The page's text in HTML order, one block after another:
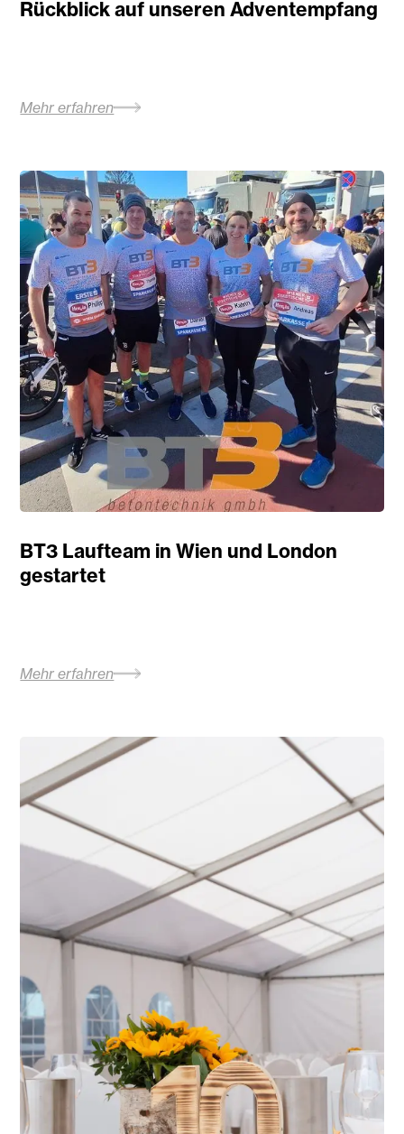
Rückblick auf unseren Adventempfang
Mehr erfahren
BT3 Laufteam in Wien und London
gestartet
Mehr erfahren